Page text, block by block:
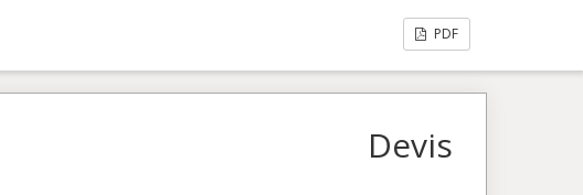
PDF
Devis